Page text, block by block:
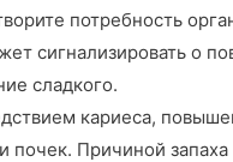
потребность
сигнализировать о
сладкого.
кариеса,
Причиной запаха